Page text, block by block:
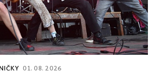
01. 08. 2026